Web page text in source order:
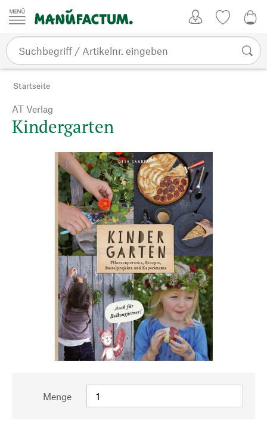
Zum Inhalt springen
Startseite
AT Verlag
Kindergarten
Menge